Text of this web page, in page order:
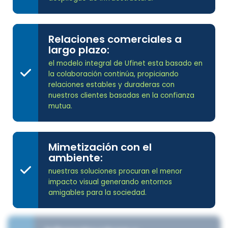
Relaciones comerciales a
largo plazo:
el modelo integral de Ufinet esta basado en
la colaboración continúa, propiciando
relaciones estables y duraderas con
nuestros clientes basadas en la confianza
mutua.
Mimetización con el
ambiente:
nuestras soluciones procuran el menor
impacto visual generando entornos
amigables para la sociedad.